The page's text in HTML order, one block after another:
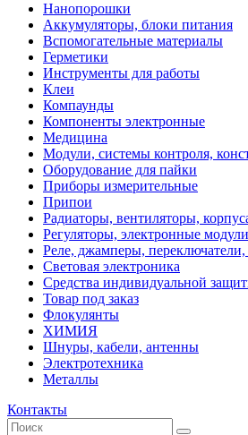
Нанопорошки
Аккумуляторы, блоки питания
Вспомогательные материалы
Герметики
Инструменты для работы
Клеи
Компаунды
Компоненты электронные
Медицина
Модули, системы контроля,
Оборудование для пайки
Приборы измерительные
Припои
Радиаторы, вентиляторы,
Регуляторы, электронные
Реле, джамперы,
Световая электроника
Средства индивидуальной
Товар под заказ
Флокулянты
ХИМИЯ
Шнуры, кабели, антенны
Электротехника
Металлы
Контакты